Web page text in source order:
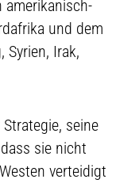
und dem
Syrien, Irak,
seine
sie nicht
verteidigt